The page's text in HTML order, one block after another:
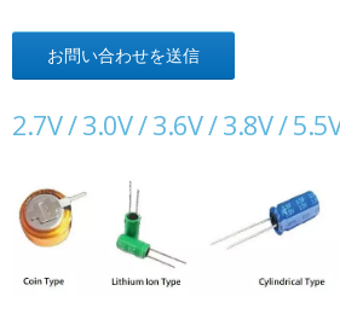
お問い合わせを送信
2.7V / 3.0V / 3.6V / 3.8V /